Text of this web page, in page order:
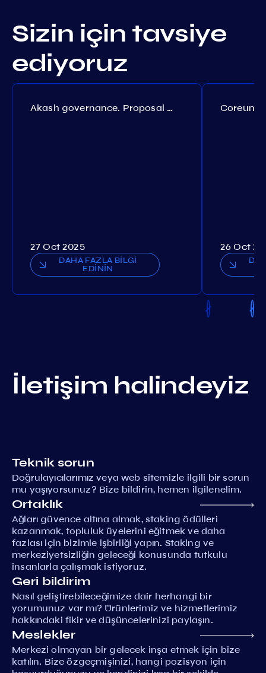
Sizin için tavsiye
ediyoruz
Akash governance. Proposal №308
27 Oct 2025
DAHA FAZLA BİLGİ
EDİNİN
26 Oct
İletişim halindeyiz
Teknik sorun
Doğrulayıcılarımız veya web sitemizle ilgili bir sorun
mu yaşıyorsunuz? Bize bildirin, hemen ilgilenelim.
Ortaklık
Ağları güvence altına almak, staking ödülleri
kazanmak, topluluk üyelerini eğitmek ve daha
fazlası için bizimle işbirliği yapın. Staking ve
merkeziyetsizliğin geleceği konusunda tutkulu
insanlarla çalışmak istiyoruz.
Geri bildirim
Nasıl geliştirebileceğimize dair herhangi bir
yorumunuz var mı? Ürünlerimiz ve hizmetlerimiz
hakkındaki fikir ve düşüncelerinizi paylaşın.
Meslekler
Merkezi olmayan bir gelecek inşa etmek için bize
katılın. Bize özgeçmişinizi, hangi pozisyon için